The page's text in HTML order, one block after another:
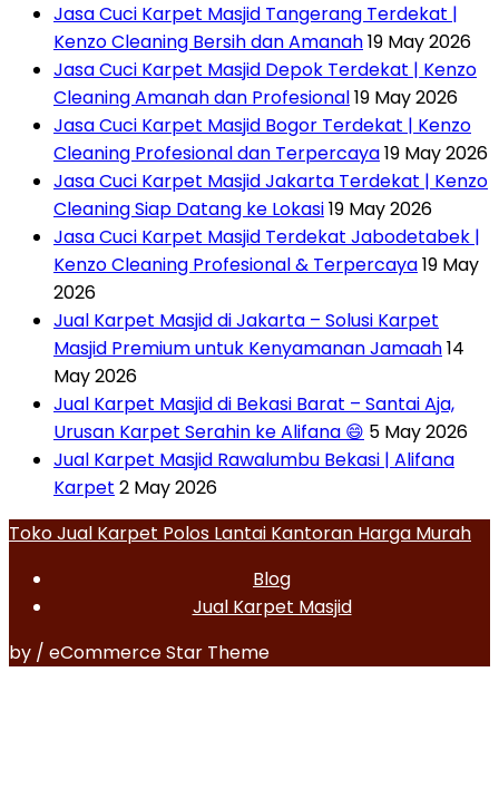
Jasa Cuci Karpet Masjid Tangerang Terdekat |
Kenzo Cleaning Bersih dan Amanah19 May 2026
Jasa Cuci Karpet Masjid Depok Terdekat | Kenzo
Cleaning Amanah dan Profesional19 May 2026
Jasa Cuci Karpet Masjid Bogor Terdekat | Kenzo
Cleaning Profesional dan Terpercaya19 May 2026
Jasa Cuci Karpet Masjid Jakarta Terdekat | Kenzo
Cleaning Siap Datang ke Lokasi19 May 2026
Jasa Cuci Karpet Masjid Terdekat Jabodetabek |
Kenzo Cleaning Profesional & Terpercaya19 May
2026
Jual Karpet Masjid di Jakarta – Solusi Karpet
Masjid Premium untuk Kenyamanan Jamaah14
May 2026
Jual Karpet Masjid di Bekasi Barat – Santai Aja,
Urusan Karpet Serahin ke Alifana 😄 5 May 2026
Jual Karpet Masjid Rawalumbu Bekasi | Alifana
Karpet 2 May 2026
Toko Jual Karpet Polos Lantai Kantoran Harga Murah
Blog
Jual Karpet Masjid
by / eCommerce Star Theme